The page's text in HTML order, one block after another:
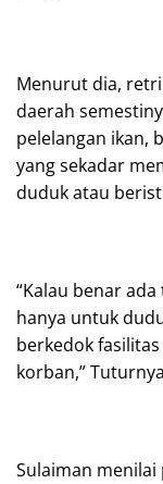
Menurut dia,
daerah
pelelangan ikan,
yang sekadar
duduk atau
“Kalau benar
hanya untuk
berkedok
korban,”
Sulaiman